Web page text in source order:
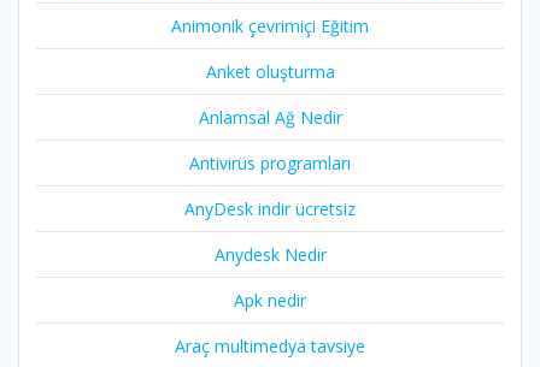
Animonik çevrimiçi Eğitim
Anket oluşturma
Anlamsal Ağ Nedir
Antivirüs programları
AnyDesk indir ücretsiz
Anydesk Nedir
Apk nedir
Araç multimedya tavsiye